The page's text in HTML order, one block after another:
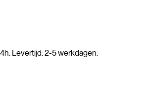
Levertijd: 2-5 werkdagen.